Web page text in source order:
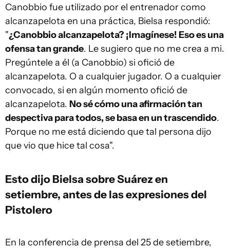
Canobbio fue utilizado por el entrenador como
alcanzapelota en una práctica, Bielsa respondió:
"¿Canobbio alcanzapelota? ¡Imagínese! Eso es una
ofensa tan grande. Le sugiero que no me crea a mi.
Pregúntele a él (a Canobbio) si ofició de
alcanzapelota. O a cualquier jugador. O a cualquier
convocado, si en algún momento ofició de
alcanzapelota. No sé cómo una afirmación tan
despectiva para todos, se basa en un trascendido.
Porque no me está diciendo que tal persona dijo
que vio que hice tal cosa".
Esto dijo Bielsa sobre Suárez en
setiembre, antes de las expresiones del
Pistolero
En la conferencia de prensa del 25 de setiembre,